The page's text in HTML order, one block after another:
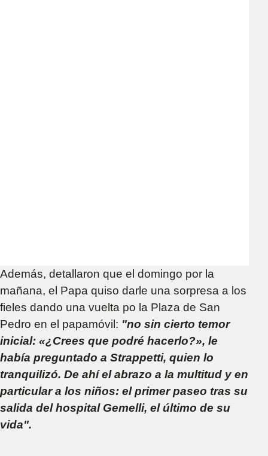
Además, detallaron que el domingo por la
mañana, el Papa quiso darle una sorpresa a los
fieles dando una vuelta po la Plaza de San
Pedro en el papamóvil: "no sin cierto temor
inicial: «¿Crees que podré hacerlo?», le
había preguntado a Strappetti, quien lo
tranquilizó. De ahí el abrazo a la multitud y en
particular a los niños: el primer paseo tras su
salida del hospital Gemelli, el último de su
vida".